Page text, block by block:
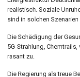
realistisch. Soziale
sind in solchen
Die Schädigung der
5G-Strahlung,
rasant zu.
Die Regierung als treue